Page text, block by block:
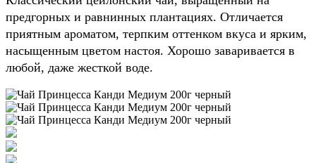
предгорных и равнинных плантациях. Отличается
приятным ароматом, терпким оттенком вкуса и ярким,
насыщенным цветом настоя. Хорошо заваривается в
любой, даже жесткой воде.